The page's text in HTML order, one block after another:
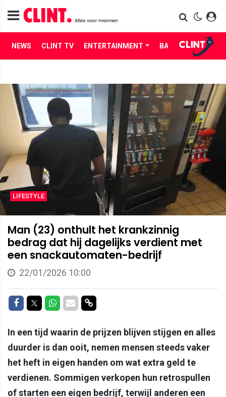
NEWS CLINT TV ENTERTAINMENT BABES LIFE
LIFESTYLE
Man (23) onthult het krankzinnig
bedrag dat hij dagelijks verdient met
een snackautomaten-bedrijf
22/01/2026 10:00
Delen op Facebook
Delen op Twitter
Delen op Whatsapp
Delen via Mail
Delen via link
In een tijd waarin de prijzen blijven stijgen en alles
duurder is dan ooit, nemen mensen steeds vaker
het heft in eigen handen om wat extra geld te
verdienen. Sommigen verkopen hun retrospullen
of starten een eigen bedrijf, terwijl anderen een